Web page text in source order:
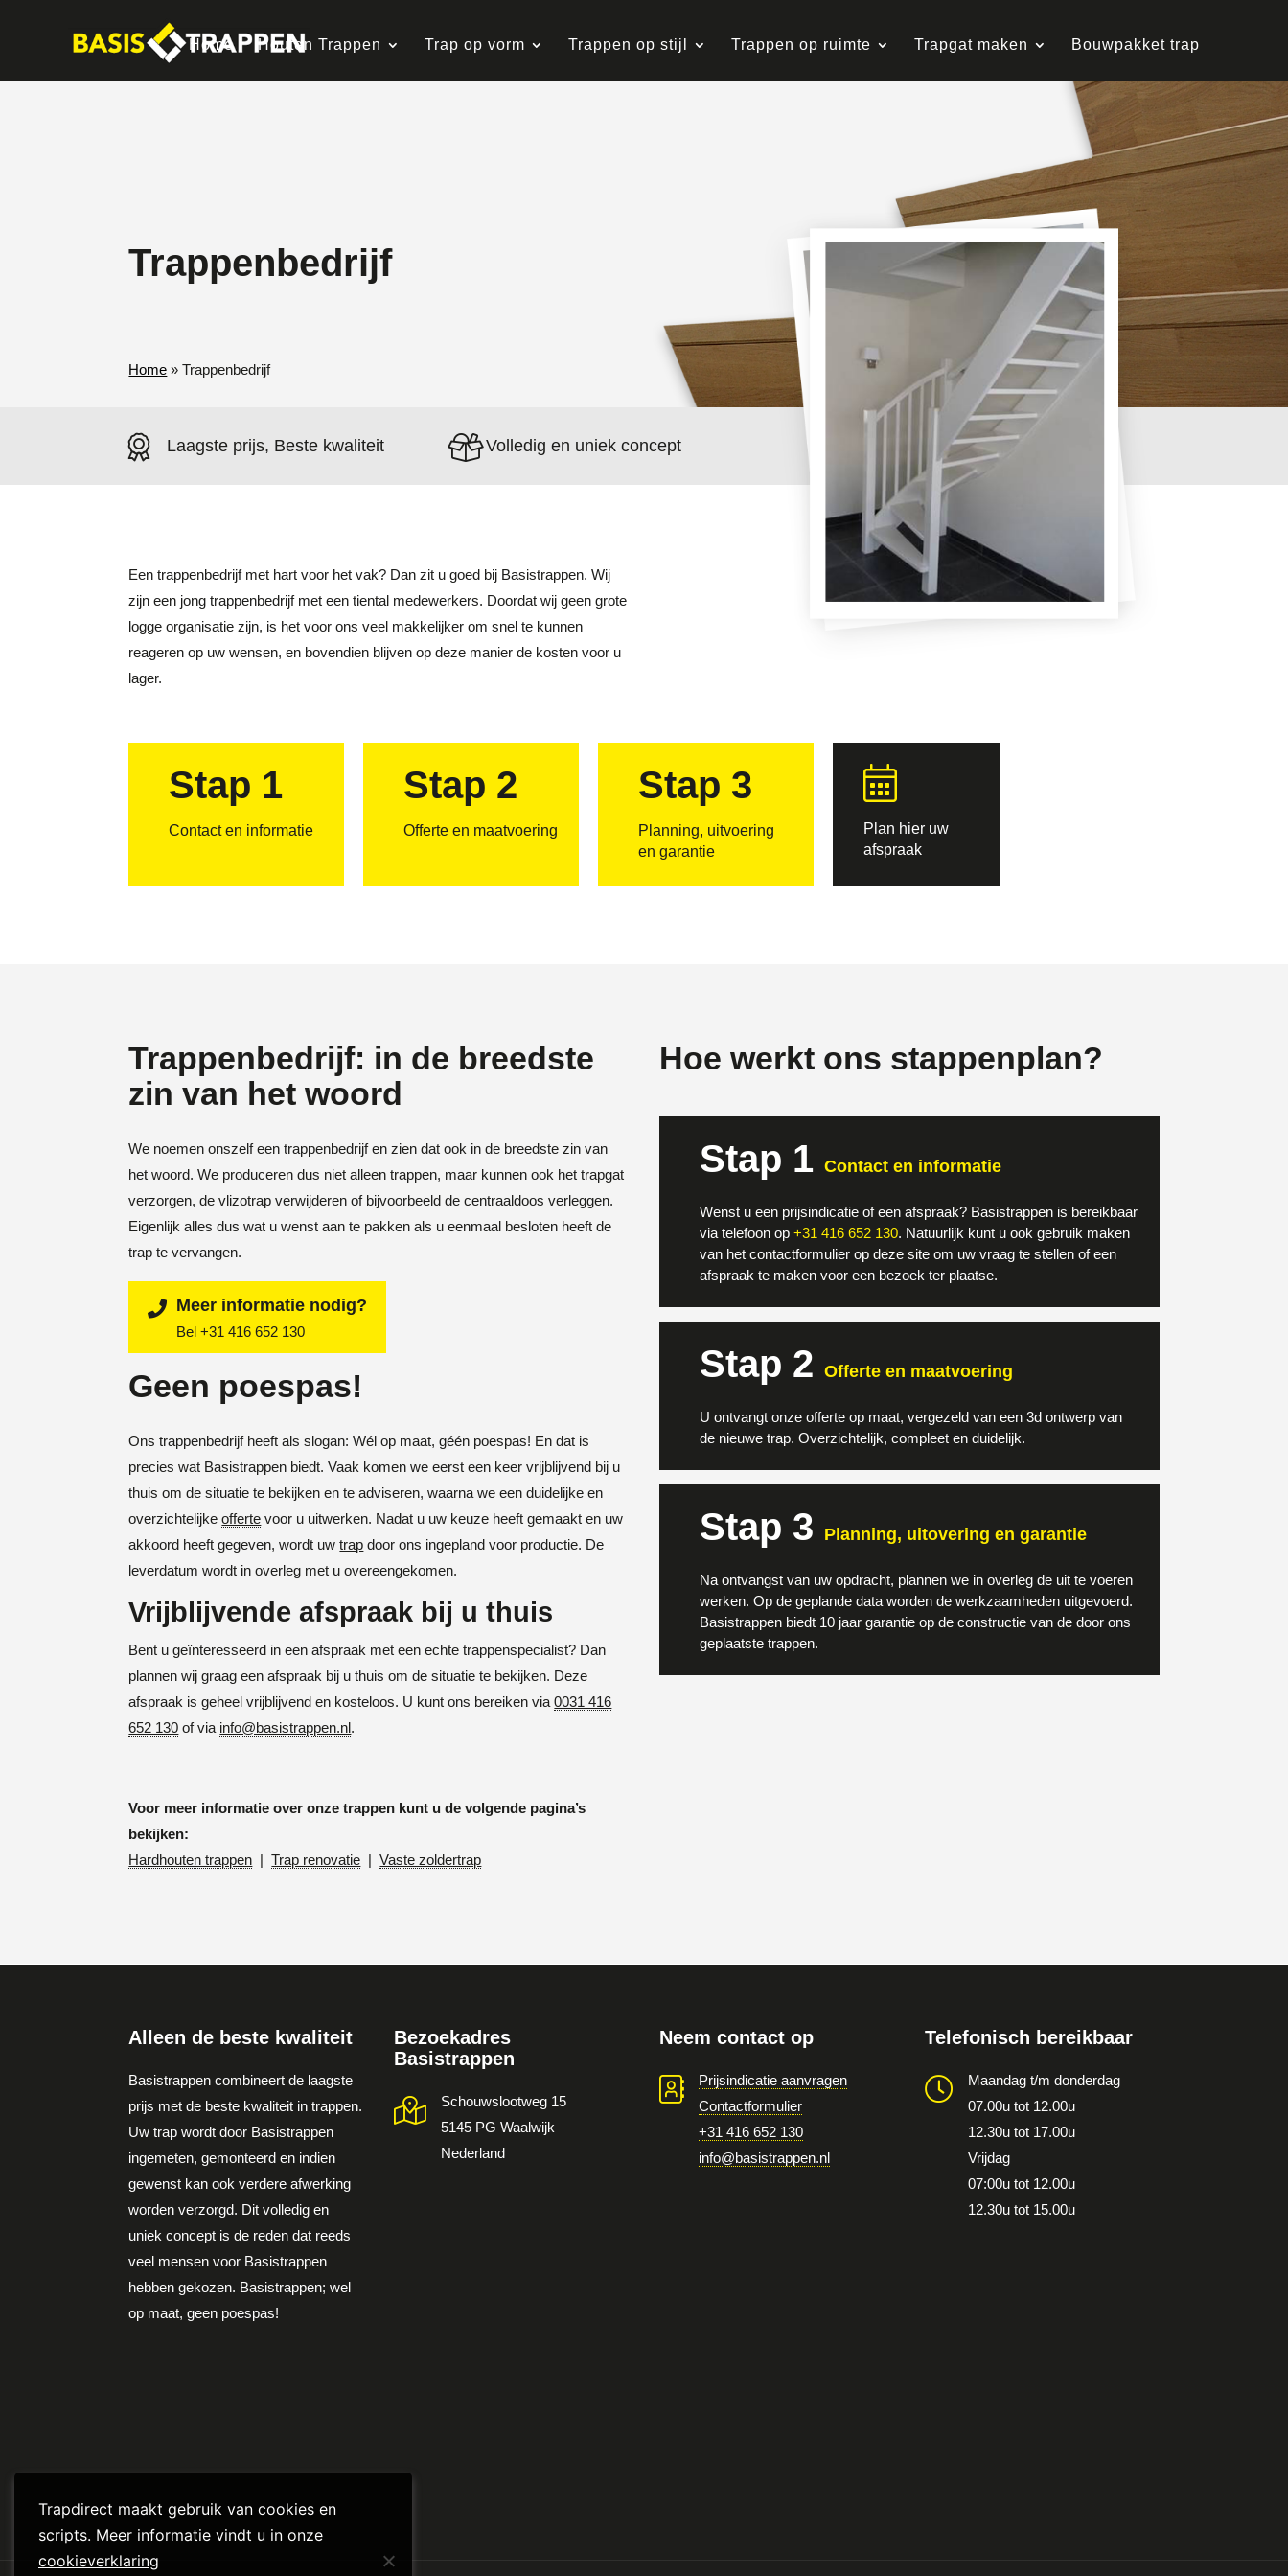
Home Houten Trappen Trap op vorm Trappen op stijl Trappen op ruimte Trapgat maken Bouwpakket trap
Trappenbedrijf
Home »Trappenbedrijf
Laagste prijs, Beste kwaliteit Volledig en uniek concept
Een trappenbedrijf met hart voor het vak? Dan zit u goed bij Basistrappen. Wij
zijn een jong trappenbedrijf met een tiental medewerkers. Doordat wij geen grote
logge organisatie zijn, is het voor ons veel makkelijker om snel te kunnen
reageren op uw wensen, en bovendien blijven op deze manier de kosten voor u
lager.
Stap 1
Contact en informatie
Stap 2
Offerte en maatvoering
Stap 3
Planning, uitvoering
en garantie
Plan hier uw
afspraak
Trappenbedrijf: in de breedste
zin van het woord
We noemen onszelf een trappenbedrijf en zien dat ook in de breedste zin van
het woord. We produceren dus niet alleen trappen, maar kunnen ook het trapgat
verzorgen, de vlizotrap verwijderen of bijvoorbeeld de centraaldoos verleggen.
Eigenlijk alles dus wat u wenst aan te pakken als u eenmaal besloten heeft de
trap te vervangen.
Meer informatie nodig?
Bel +31 416 652 130
Geen poespas!
Ons trappenbedrijf heeft als slogan: Wél op maat, géén poespas! En dat is
precies wat Basistrappen biedt. Vaak komen we eerst een keer vrijblijvend bij u
thuis om de situatie te bekijken en te adviseren, waarna we een duidelijke en
overzichtelijkeofferte voor u uitwerken. Nadat u uw keuze heeft gemaakt en uw
akkoord heeft gegeven, wordt uwtrap door ons ingepland voor productie. De
leverdatum wordt in overleg met u overeengekomen.
Vrijblijvende afspraak bij u thuis
Bent u geïnteresseerd in een afspraak met een echte trappenspecialist? Dan
plannen wij graag een afspraak bij u thuis om de situatie te bekijken. Deze
afspraak is geheel vrijblijvend en kosteloos. U kunt ons bereiken via0031 416
652 130 of via info@basistrappen.nl.
Voor meer informatie over onze trappen kunt u de volgende pagina’s
bekijken:
Hardhouten trappen | Trap renovatie | Vaste zoldertrap
Hoe werkt ons stappenplan?
Stap 1Contact en informatie
Wenst u een prijsindicatie of een afspraak? Basistrappen is bereikbaar
via telefoon op+31 416 652 130. Natuurlijk kunt u ook gebruik maken
van het contactformulier op deze site om uw vraag te stellen of een
afspraak te maken voor een bezoek ter plaatse.
Stap 2Offerte en maatvoering
U ontvangt onze offerte op maat, vergezeld van een 3d ontwerp van
de nieuwe trap. Overzichtelijk, compleet en duidelijk.
Stap 3 Planning, uitovering en garantie
Na ontvangst van uw opdracht, plannen we in overleg de uit te voeren
werken. Op de geplande data worden de werkzaamheden uitgevoerd.
Basistrappen biedt 10 jaar garantie op de constructie van de door ons
geplaatste trappen.
Alleen de beste kwaliteit
Basistrappen combineert de laagste
prijs met de beste kwaliteit in trappen.
Uw trap wordt door Basistrappen
ingemeten, gemonteerd en indien
gewenst kan ook verdere afwerking
worden verzorgd. Dit volledig en
uniek concept is de reden dat reeds
veel mensen voor Basistrappen
hebben gekozen. Basistrappen; wel
op maat, geen poespas!
Bezoekadres
Basistrappen
Schouwslootweg 15
5145 PG Waalwijk
Nederland
Neem contact op
Prijsindicatie aanvragen
Contactformulier
+31 416 652 130
info@basistrappen.nl
Telefonisch bereikbaar
Maandag t/m donderdag
07.00u tot 12.00u
12.30u tot 17.00u
Vrijdag
07:00u tot 12.00u
12.30u tot 15.00u
Trapdirect maakt gebruik van cookies en
scripts. Meer informatie vindt u in onze
cookieverklaring